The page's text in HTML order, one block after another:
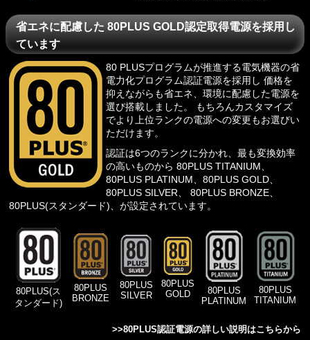
省エネに配慮した 80PLUS GOLD認定取得電源を採用し
ています
80 PLUSプログラムが推進する電気機器の省
電力化プログラム認証電源を採用し 価格を
抑えながらも省エネ、環境に配慮した電源を
選び搭載しました。 もちろんカスタマイズ
でより上位ランクの電源への変更もお選びい
ただけます。
認証は6つのランクに分かれ、最も変換効率
の高いものから 80PLUS TITANIUM、
80PLUS PLATINUM、80PLUS GOLD、
80PLUS SILVER、 80PLUS BRONZE、
80PLUS(スタンダード)、が設定されています。
80PLUS(ス
タンダード)
80PLUS
BRONZE
80PLUS
SILVER
80PLUS
GOLD
80PLUS
PLATINUM
80PLUS
TITANIUM
>>80PLUS認証電源の詳しい説明はこちらから